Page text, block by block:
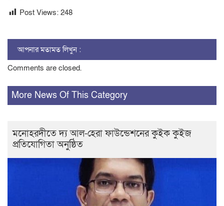
Post Views: 248
আপনার মতামত লিখুন :
Comments are closed.
More News Of This Category
মনোহরদীতে দ্য আল-হেরা ফাউন্ডেশনের কুইক কুইজ
প্রতিযোগিতা অনুষ্ঠিত